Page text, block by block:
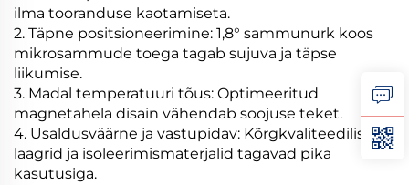
ilma tooranduse kaotamiseta.
2. Täpne positsioneerimine: 1,8° sammunurk koos
mikrosammude toega tagab sujuva ja täpse
liikumise.
3. Madal temperatuuri tõus: Optimeeritud
magnetahela disain vähendab soojuse teket.
4. Usaldusväärne ja vastupidav: Kõrgkvaliteedilised
laagrid ja isoleerimismaterjalid tagavad pika
kasutusiga.